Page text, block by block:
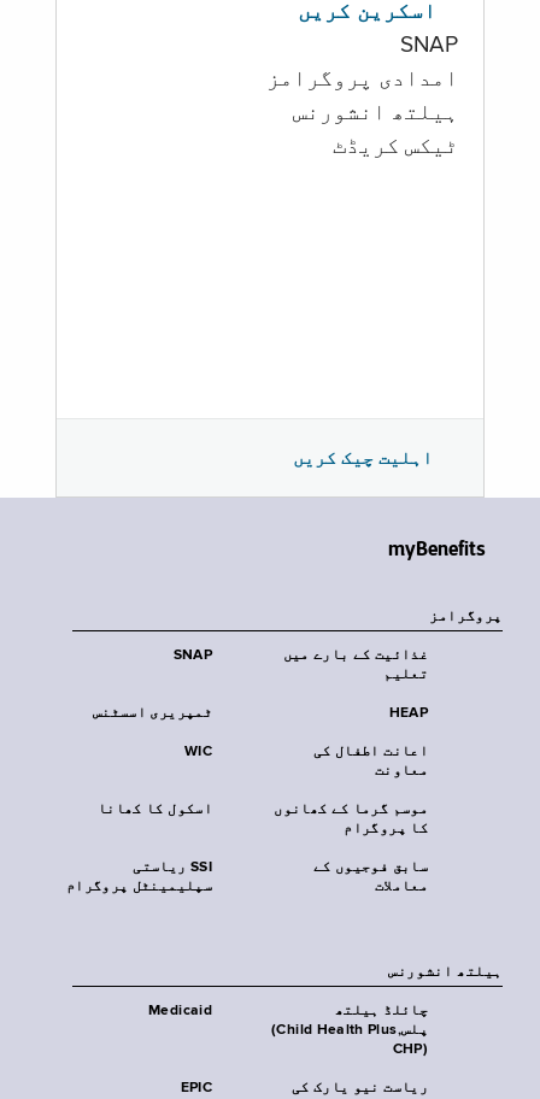
اسکرین کریں
SNAP
امدادی پروگرامز
‏ہیلتھ انشورنس
ٹیکس کریڈٹ
اہلیت چیک کریں
myBenefits
پروگرامز
SNAP
غذائیت کے بارے میں
تعلیم
ٹمپریری اسسٹنس HEAP
WIC
اعانت اطفال کی
معاونت
اسکول کا کھانا
موسم گرما کے کھانوں
کا پروگرام
SSI ریاستی
سپلیمینٹل پروگرام
سابق فوجیوں کے
معاملات
‏ہیلتھ انشورنس
Medicaid
چائلڈ ہیلتھ
پلس‎(Child Health Plus,
CHP)‎
EPIC
ریاست نیو یارک کی